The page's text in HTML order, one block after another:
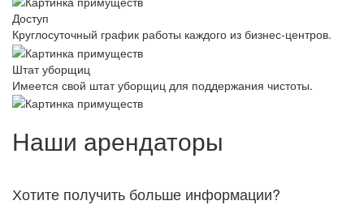
Доступ
Круглосуточный график работы каждого из бизнес-центров.
Штат уборщиц
Имеется свой штат уборщиц для поддержания чистоты.
Наши арендаторы
Хотите получить больше информации?